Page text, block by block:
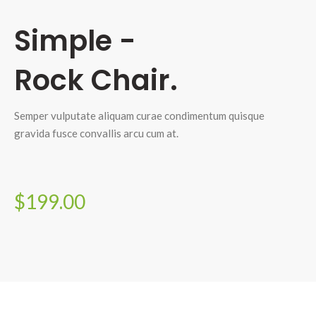
Simple -
Rock Chair.
Semper vulputate aliquam curae condimentum quisque
gravida fusce convallis arcu cum at.
$199.00